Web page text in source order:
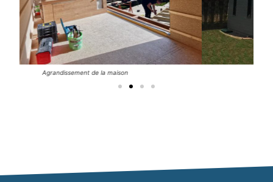
Ajout d'un garage simple ou double